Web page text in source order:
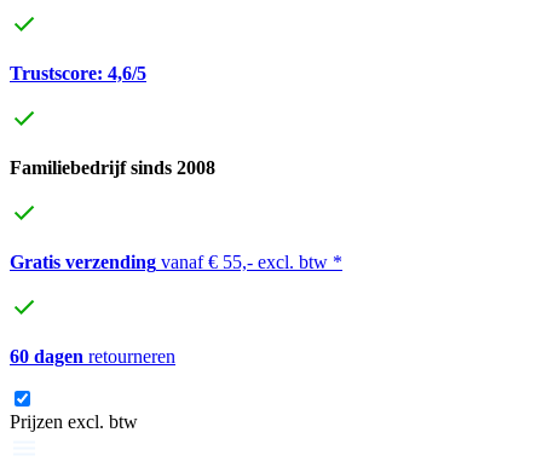
Trustscore: 4,6/5
Familiebedrijf sinds 2008
Gratis verzending vanaf € 55,- excl. btw *
60 dagen retourneren
Prijzen excl. btw